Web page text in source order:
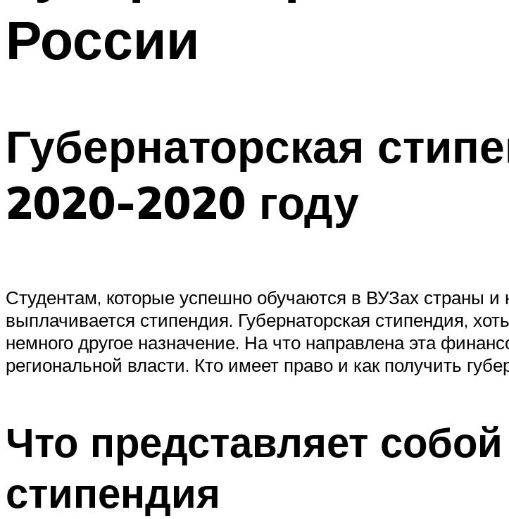
России
Губернаторская
2020-2020 году
Студентам, которые успешно обучаются в ВУЗах страны и
выплачивается стипендия. Губернаторская стипендия,
немного другое назначение. На что направлена эта
региональной власти. Кто имеет право и как получить
Что представляет
стипендия